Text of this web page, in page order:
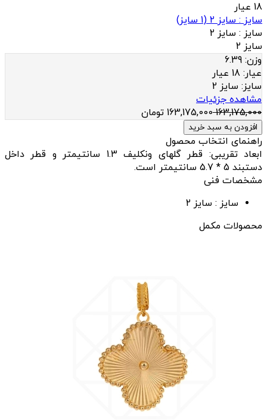
18 عیار
سایز : سایز 2 (
1 سایز)
سایز : سایز 2
سایز 2
وزن: 6.39
عيار: 18 عیار
سایز: سایز 2
مشاهده جزئیات
163,175,000
163,175,000 تومان
افزودن به سبد خرید
راهنمای انتخاب محصول
ابعاد تقریبی: قطر گلهای ونکلیف 1.3 سانتیمتر و قطر داخل
دستبند 5 * 5.7 سانتیمتر است.
مشخصات فنی
سایز : سایز 2
محصولات مکمل